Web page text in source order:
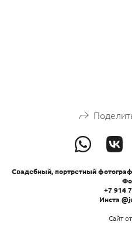
Свадебный, портретный
+7 914
Инста
Сайт от